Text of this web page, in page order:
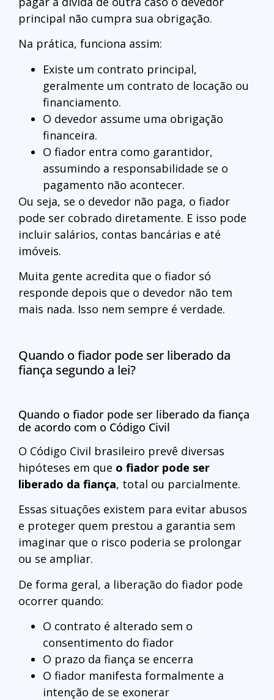
principal não cumpra sua obrigação.
Na prática, funciona assim:
Existe um contrato principal,
geralmente um contrato de locação ou
financiamento.
O devedor assume uma obrigação
financeira.
O fiador entra como garantidor,
assumindo a responsabilidade se o
pagamento não acontecer.
Ou seja, se o devedor não paga, o fiador
pode ser cobrado diretamente. E isso pode
incluir salários, contas bancárias e até
imóveis.
Muita gente acredita que o fiador só
responde depois que o devedor não tem
mais nada. Isso nem sempre é verdade.
Quando o fiador pode ser liberado da
fiança segundo a lei?
Quando o fiador pode ser liberado da fiança
de acordo com o Código Civil
O Código Civil brasileiro prevê diversas
hipóteses em que o fiador pode ser
liberado da fiança, total ou parcialmente.
Essas situações existem para evitar abusos
e proteger quem prestou a garantia sem
imaginar que o risco poderia se prolongar
ou se ampliar.
De forma geral, a liberação do fiador pode
ocorrer quando:
O contrato é alterado sem o
consentimento do fiador
O prazo da fiança se encerra
O fiador manifesta formalmente a
intenção de se exonerar